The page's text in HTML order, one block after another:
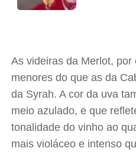
As videiras da Merlot,
menores do que as da
da Syrah. A cor da uva
meio azulado, e que
tonalidade do vinho ao
mais violáceo e intenso